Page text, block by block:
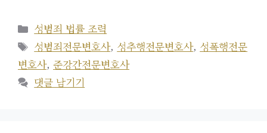
카
테
고
리
성범죄 법률 조력
태
그
성범죄전문변호사, 성추행전문변호사, 성폭행전문
변호사, 준강간전문변호사
댓글 남기기